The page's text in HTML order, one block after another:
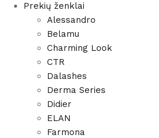
Prekių ženklai
Alessandro
Belamu
Charming Look
CTR
Dalashes
Derma Series
Didier
ELAN
Farmona